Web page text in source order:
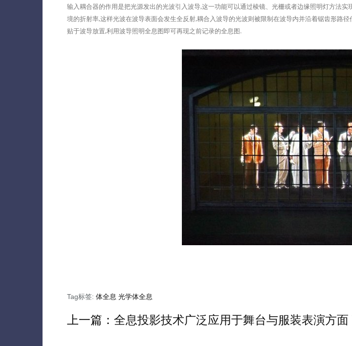
输入耦合器的作用是把光源发出的光波引入波导,这一功能可以通过棱镜、光栅或者边缘照明灯方法
境的折射率,这样光波在波导表面会发生全反射,耦合入波导的光波则被限制在波导内并沿着锯齿形路
贴于波导放置,利用波导照明全息图即可再现之前记录的全息图.
Tag标签: 体全息 光学体全息
上一篇： 全息投影技术广泛应用于舞台与服装表演方面